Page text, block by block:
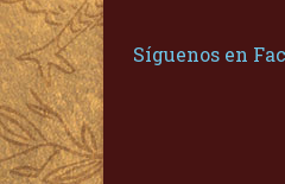
Síguenos en